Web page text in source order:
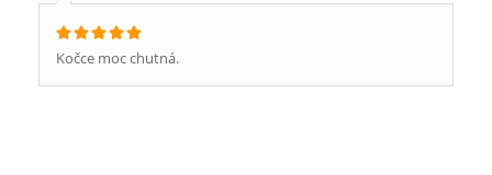
Kočce moc chutná.